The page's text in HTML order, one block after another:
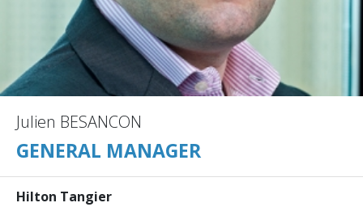
Julien BESANCON
GENERAL MANAGER
Hilton Tangier